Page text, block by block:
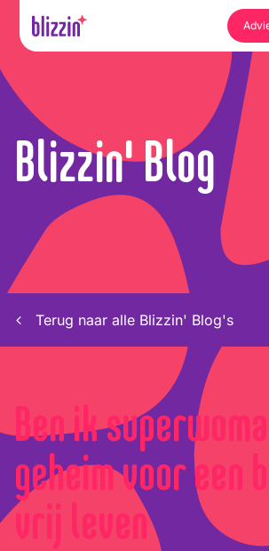
Blizzin' Blog
Terug naar alle Blizzin' Blog's
Ben ik
geheim voor een
vrij leven